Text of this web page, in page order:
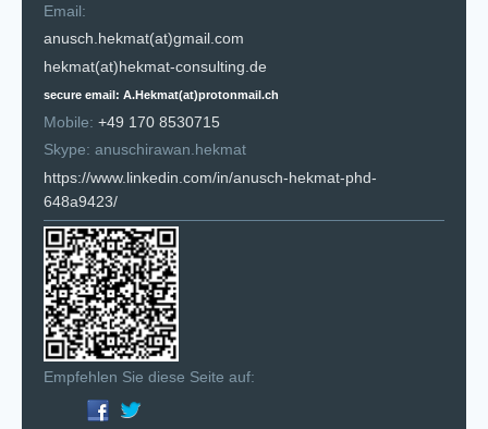
Email:
anusch.hekmat(at)gmail.com
hekmat(at)hekmat-consulting.de
secure email: A.Hekmat(at)protonmail.ch
Mobile: +49 170 8530715
Skype: anuschirawan.hekmat
https://www.linkedin.com/in/anusch-hekmat-phd-
648a9423/
Empfehlen Sie diese Seite auf: